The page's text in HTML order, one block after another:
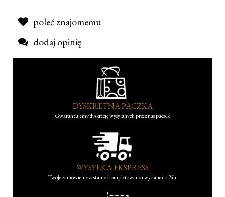
poleć znajomemu
dodaj opinię
DYSKRETNA PACZKA
Gwarantujemy dyskrecję wysyłanych przez nas paczek
WYSYŁKA EKSPRESS
Twoje zamówienie zostanie skompletowane i wysłane do 24h